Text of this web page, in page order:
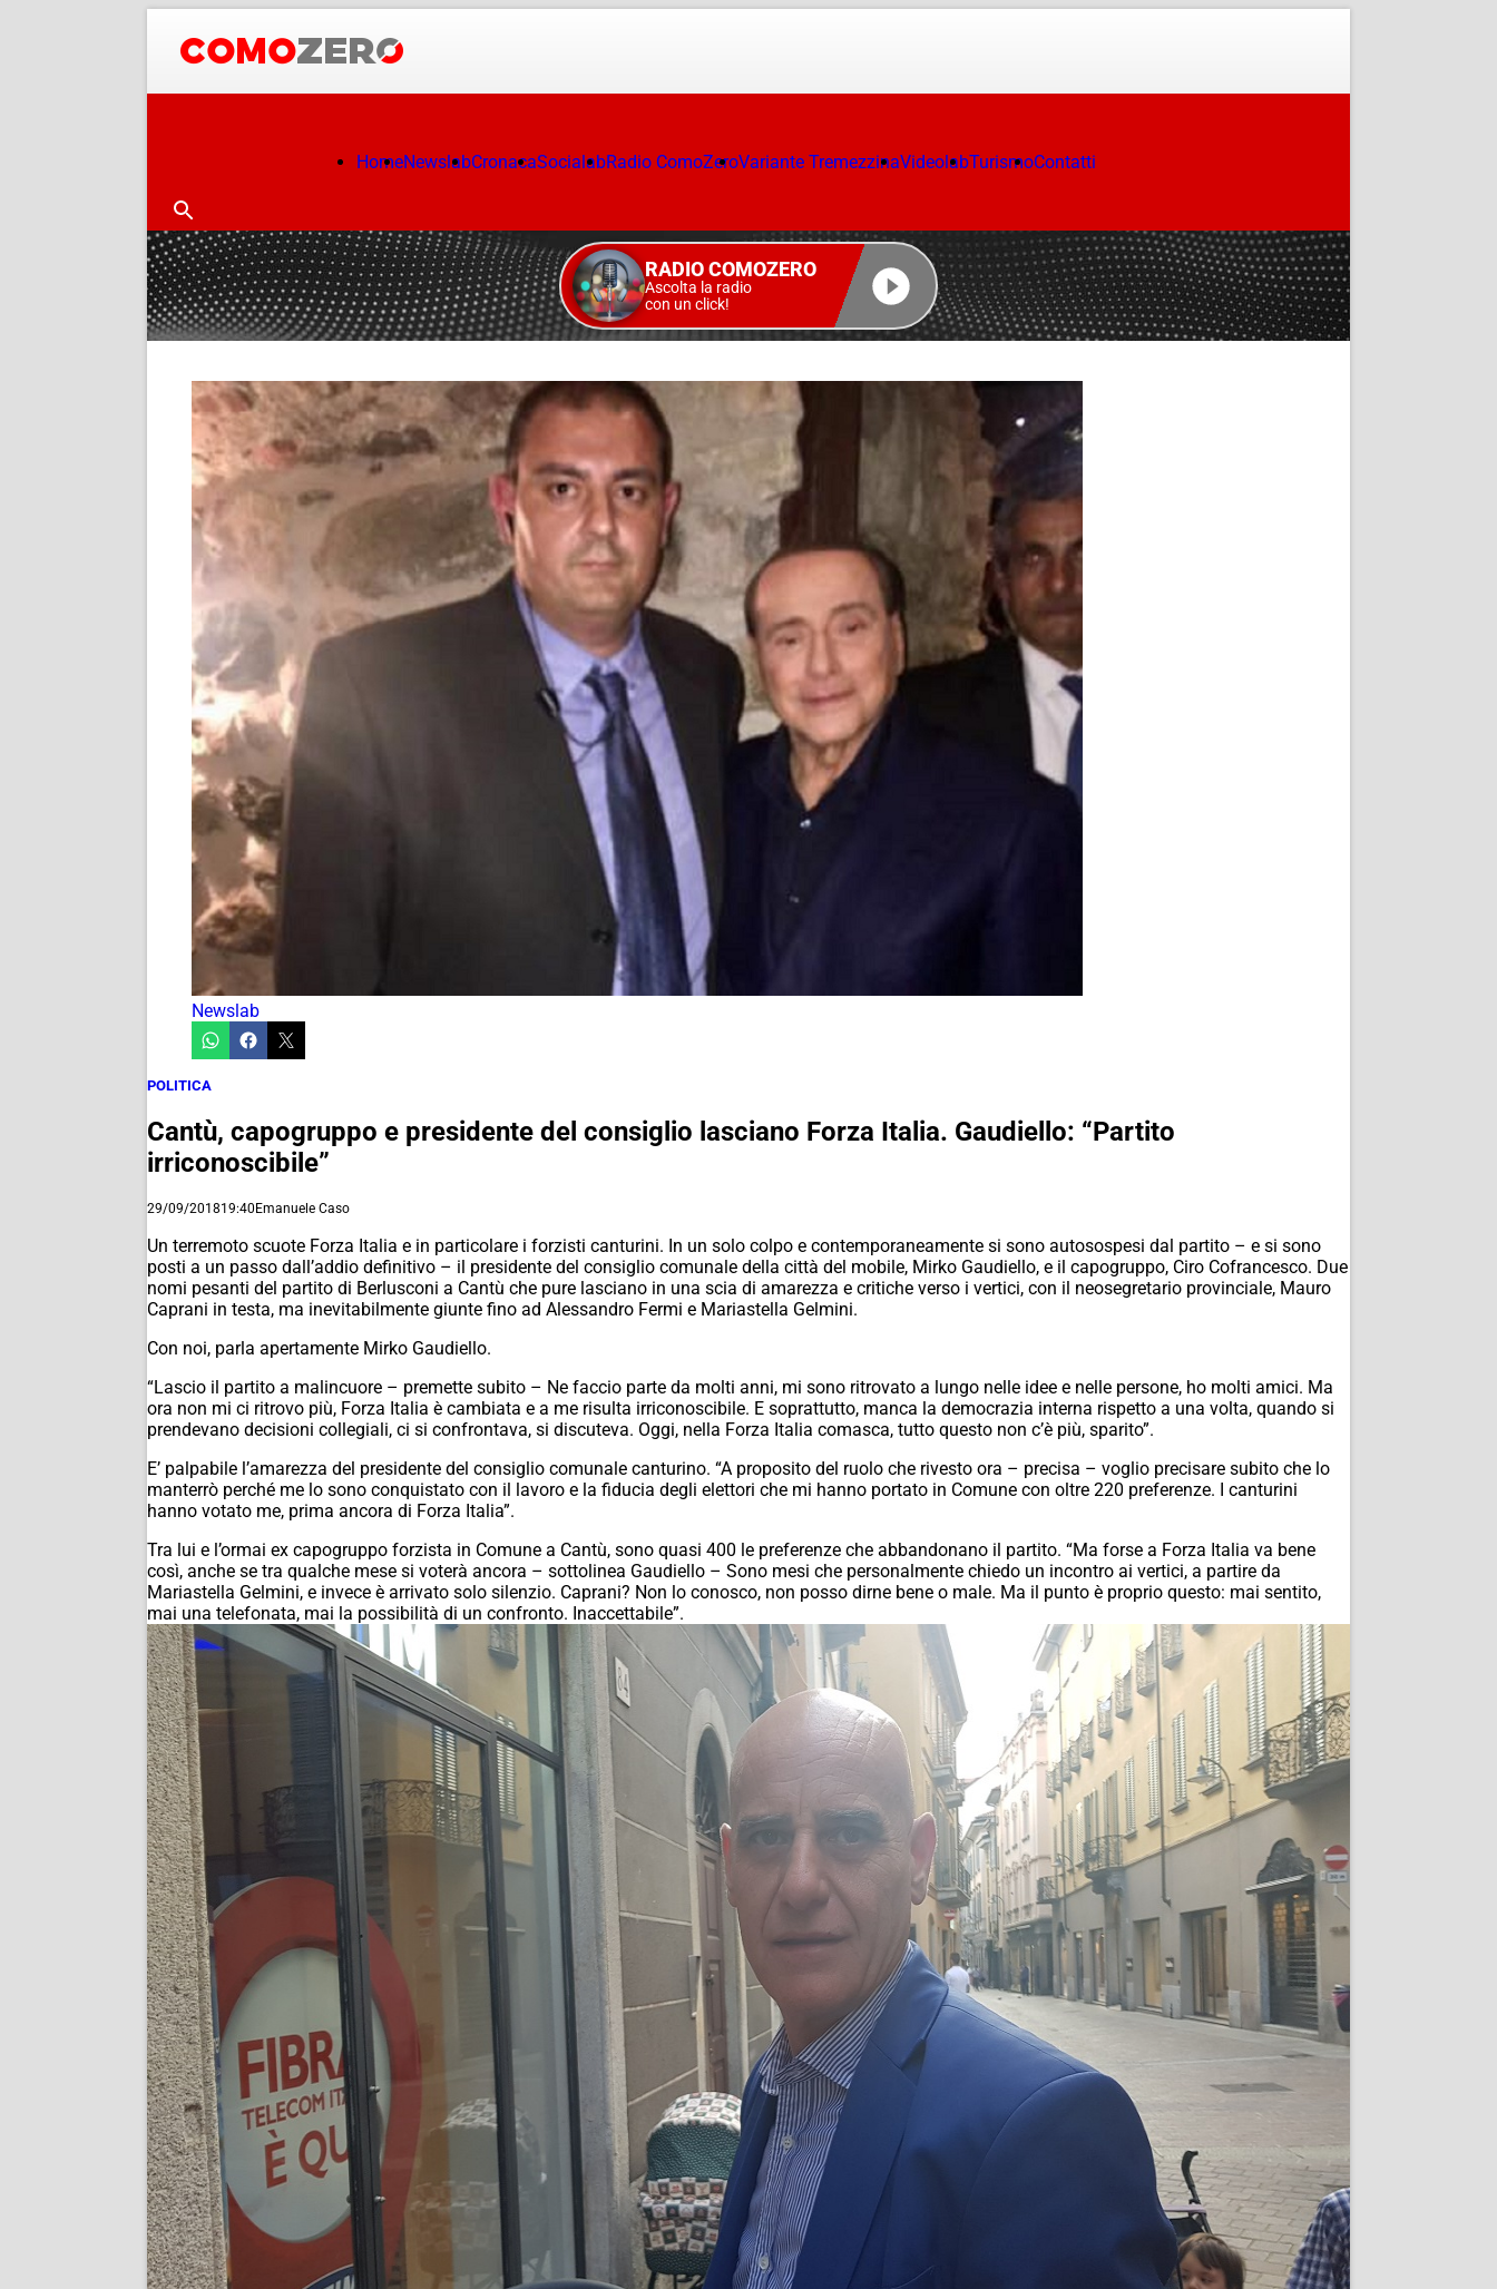
HomeNewslabCronacaSocialabRadio ComoZeroVariante TremezzinaVideolabTurismoContatti
RADIO COMOZERO
Ascolta la radio
con un click!
Newslab
POLITICA
Cantù, capogruppo e presidente del consiglio lasciano Forza Italia. Gaudiello: “Partito
irriconoscibile”
29/09/201819:40Emanuele Caso
Un terremoto scuote Forza Italia e in particolare i forzisti canturini. In un solo colpo e contemporaneamente si sono autosospesi dal partito – e si sono
posti a un passo dall’addio definitivo – il presidente del consiglio comunale della città del mobile, Mirko Gaudiello, e il capogruppo, Ciro Cofrancesco. Due
nomi pesanti del partito di Berlusconi a Cantù che pure lasciano in una scia di amarezza e critiche verso i vertici, con il neosegretario provinciale, Mauro
Caprani in testa, ma inevitabilmente giunte fino ad Alessandro Fermi e Mariastella Gelmini.
Con noi, parla apertamente Mirko Gaudiello.
“Lascio il partito a malincuore – premette subito – Ne faccio parte da molti anni, mi sono ritrovato a lungo nelle idee e nelle persone, ho molti amici. Ma
ora non mi ci ritrovo più, Forza Italia è cambiata e a me risulta irriconoscibile. E soprattutto, manca la democrazia interna rispetto a una volta, quando si
prendevano decisioni collegiali, ci si confrontava, si discuteva. Oggi, nella Forza Italia comasca, tutto questo non c’è più, sparito”.
E’ palpabile l’amarezza del presidente del consiglio comunale canturino. “A proposito del ruolo che rivesto ora – precisa – voglio precisare subito che lo
manterrò perché me lo sono conquistato con il lavoro e la fiducia degli elettori che mi hanno portato in Comune con oltre 220 preferenze. I canturini
hanno votato me, prima ancora di Forza Italia”.
Tra lui e l’ormai ex capogruppo forzista in Comune a Cantù, sono quasi 400 le preferenze che abbandonano il partito. “Ma forse a Forza Italia va bene
così, anche se tra qualche mese si voterà ancora – sottolinea Gaudiello – Sono mesi che personalmente chiedo un incontro ai vertici, a partire da
Mariastella Gelmini, e invece è arrivato solo silenzio. Caprani? Non lo conosco, non posso dirne bene o male. Ma il punto è proprio questo: mai sentito,
mai una telefonata, mai la possibilità di un confronto. Inaccettabile”.